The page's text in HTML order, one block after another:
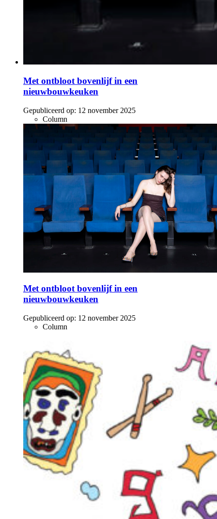
Met ontbloot bovenlijf in een
nieuwbouwkeuken
Gepubliceerd op: 12 november 2025
Column
Met ontbloot bovenlijf in een
nieuwbouwkeuken
Gepubliceerd op: 12 november 2025
Column